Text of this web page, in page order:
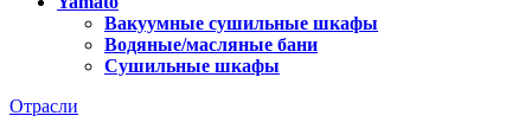
Вакуумные сушильные шкафы
Водяные/масляные бани
Сушильные шкафы
Отрасли